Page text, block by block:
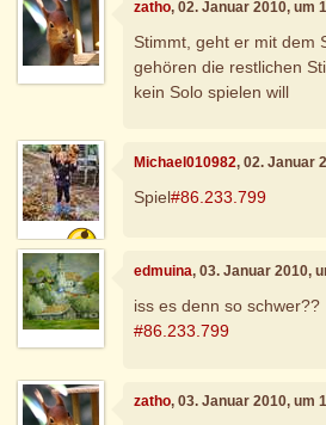
zatho, 02. Januar 2010, um
Stimmt, geht er mit dem
gehören die restlichen
kein Solo spielen will
Michael010982, 02. Januar
Spiel#86.233.799
edmuina, 03. Januar 2010,
iss es denn so schwer??
#86.233.799
zatho, 03. Januar 2010, um